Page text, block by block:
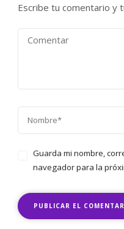
Escribe tu comentario y
Guarda mi nombre,
navegador para la